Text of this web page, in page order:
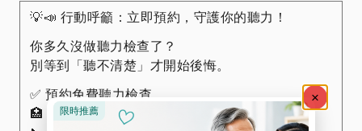
💡📣 行動呼籲：立即預約，守護你的聽力！
你多久沒做聽力檢查了？
別等到「聽不清楚」才開始後悔。
✅ 預約免費聽力檢查
🏥 維膜助聽器，全台 20 間專業門市